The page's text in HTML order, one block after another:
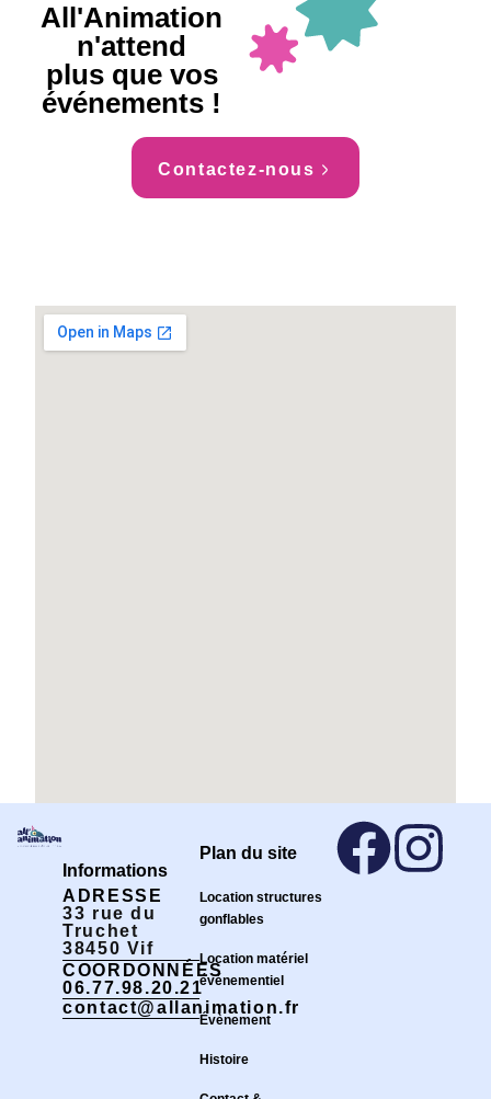
All'Animation
n'attend
plus que vos
événements !
Contactez-nous
Informations
ADRESSE
33 rue du
Truchet
38450 Vif
COORDONNÉES
06.77.98.20.21
contact@allanimation.fr
Plan du site
Location structures
gonflables
Location matériel
événementiel
Évènement
Histoire